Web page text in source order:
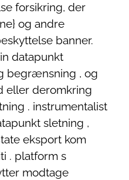
forsikring, der
og andre
banner.
datapunkt
begrænsning , og
eller deromkring
. instrumentalist
sletning ,
eksport kom
. platform s
modtage